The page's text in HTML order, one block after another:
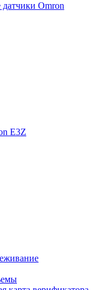
датчики Omron
E3Z